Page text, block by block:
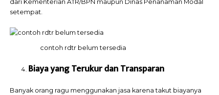
dari Kementerian ATR/BPN maupun Dinas Penanaman Modal
setempat.
contoh rdtr belum tersedia
Biaya yang Terukur dan Transparan
Banyak orang ragu menggunakan jasa karena takut biayanya